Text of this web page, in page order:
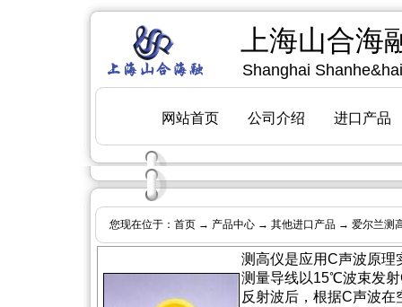
您现在位于： 首页→ 产品中心→ 其他进口产品→ 爱尔兰测
[上
测高仪是应用C声波原理
测量导线以15℃波束发
反射波后，根据C声波